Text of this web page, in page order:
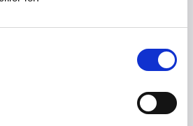
Morgan Jay - La Dolce